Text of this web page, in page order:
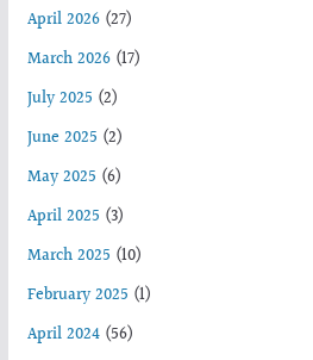
April 2026(27)
March 2026(17)
July 2025 (2)
June 2025 (2)
May 2025 (6)
April 2025 (3)
March 2025 (10)
February 2025 (1)
April 2024(56)